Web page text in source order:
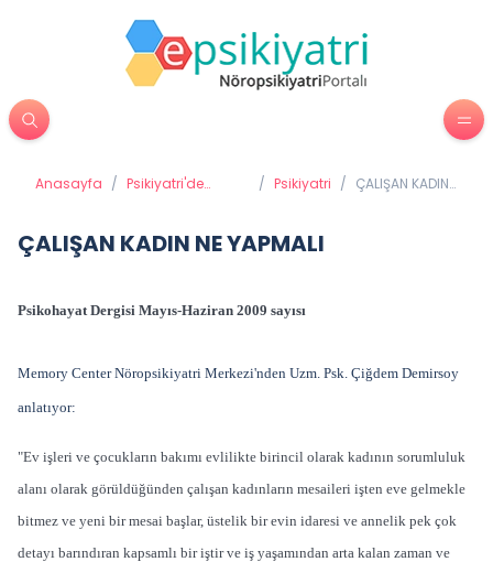
Anasayfa / Psikiyatri'de
/ Psikiyatri / ÇALIŞAN KADIN
ÇALIŞAN KADIN NE YAPMALI
Psikohayat Dergisi Mayıs-Haziran 2009 sayısı
Memory Center Nöropsikiyatri Merkezi'nden Uzm. Psk. Çiğdem Demirsoy
anlatıyor:
"Ev işleri ve çocukların bakımı evlilikte birincil olarak kadının sorumluluk
alanı olarak görüldüğünden çalışan kadınların mesaileri işten eve gelmekle
bitmez ve yeni bir mesai başlar, üstelik bir evin idaresi ve annelik pek çok
detayı barındıran kapsamlı bir iştir ve iş yaşamından arta kalan zaman ve